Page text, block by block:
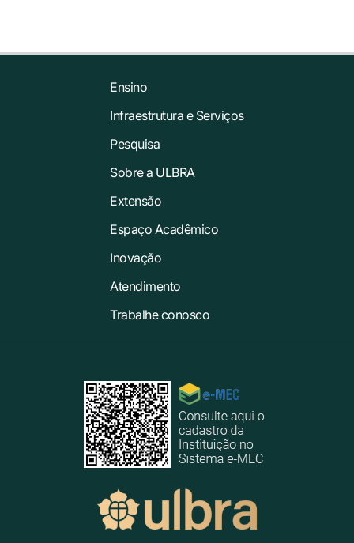
Ensino
Infraestrutura e Serviços
Pesquisa
Sobre a ULBRA
Extensão
Espaço Acadêmico
Inovação
Atendimento
Trabalhe conosco